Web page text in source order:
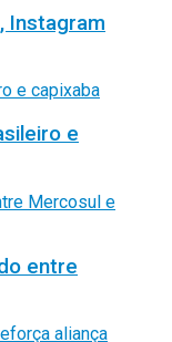
Instagram
e
entre